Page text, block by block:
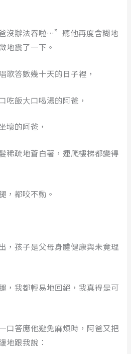
沒辦法吞啦…”聽他再度含糊地
地震了一下。
歌答數幾十天的日子裡，
吃飯大口喝湯的阿爸，
壞的阿爸，
稀疏地蒼白著，連爬樓梯都變得
，都咬不動。
，孩子是父母身體健康與未竟理
，我都輕易地回絕，我真得是可
口答應他避免麻煩時，阿爸又把
地跟我說：